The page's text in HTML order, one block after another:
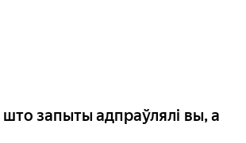
запыты адпраўлялі вы, а